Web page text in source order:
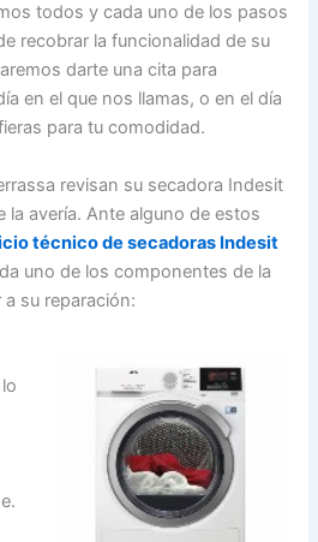
todos y cada uno de los pasos
recobrar la funcionalidad de su
darte una cita para
en el que nos llamas, o en el día
para tu comodidad.
revisan su secadora Indesit
la avería. Ante alguno de estos
técnico de secadoras Indesit
uno de los componentes de la
su reparación: